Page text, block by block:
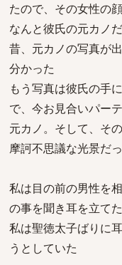
たので、その女性の
なんと彼氏の元カノ
昔、元カノの写真が
分かった
もう写真は彼氏の手
で、今お見合いパー
元カノ。そして、そ
摩訶不思議な光景だ
私は目の前の男性を
の事を聞き耳を立てた
私は聖徳太子ばりに
うとしていた